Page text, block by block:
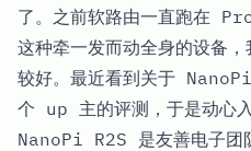
了。之前软路由一直跑在
这种牵一发而动全身的设备
较好。最近看到关于
个 up 主的评测，于是动心入
NanoPi R2S 是友善电子团